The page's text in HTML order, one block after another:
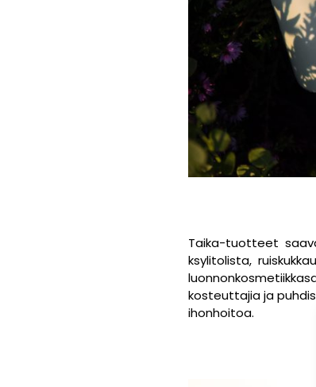
Taika-tuotteet
ksylitolista,
kosteuttajia ja
ihonhoitoa.